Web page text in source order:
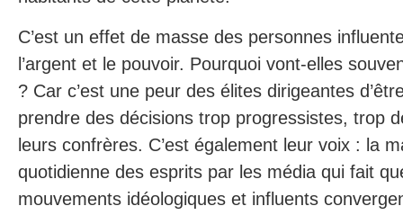
C’est un effet de masse des personnes
l’argent et le pouvoir. Pourquoi vont-elles
? Car c’est une peur des élites dirigeantes
prendre des décisions trop progressistes, trop
leurs confrères. C’est également leur voix : la
quotidienne des esprits par les média qui fait
mouvements idéologiques et influents